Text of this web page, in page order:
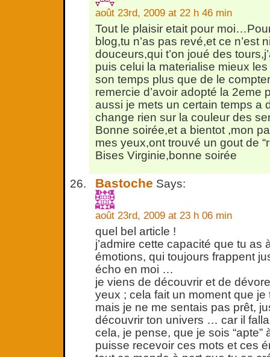
août 23rd, 2009 at 22 h 46 min
Tout le plaisir etait pour
blog,tu n’as pas revé,et ce n’est
douceurs,qui t’on joué des
puis celui la materialise mieux
son temps plus que de le
remercie d’avoir adopté la 2eme
aussi je mets un certain temps a
change rien sur la couleur des
Bonne soirée,et a bientot ,mon
mes yeux,ont trouvé un gout de
Bises Virginie,bonne soirée
Bastoche Says:
août 23rd, 2009 at 23 h 06 min
quel bel article !
j’admire cette capacité que tu as
émotions, qui toujours frappent
écho en moi …
je viens de découvrir et de
yeux ; cela fait un moment que je
mais je ne me sentais pas prêt,
découvrir ton univers … car il
cela, je pense, que je sois “apte”
puisse recevoir ces mots et ces